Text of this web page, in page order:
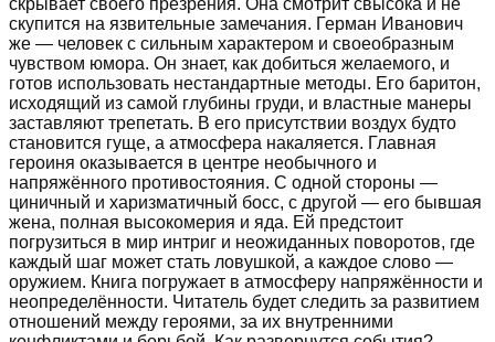
скупится на язвительные замечания. Герман Иванович
же — человек с сильным характером и своеобразным
чувством юмора. Он знает, как добиться желаемого, и
готов использовать нестандартные методы. Его баритон,
исходящий из самой глубины груди, и властные манеры
заставляют трепетать. В его присутствии воздух будто
становится гуще, а атмосфера накаляется. Главная
героиня оказывается в центре необычного и
напряжённого противостояния. С одной стороны —
циничный и харизматичный босс, с другой — его бывшая
жена, полная высокомерия и яда. Ей предстоит
погрузиться в мир интриг и неожиданных поворотов, где
каждый шаг может стать ловушкой, а каждое слово —
оружием. Книга погружает в атмосферу напряжённости и
неопределённости. Читатель будет следить за развитием
отношений между героями, за их внутренними